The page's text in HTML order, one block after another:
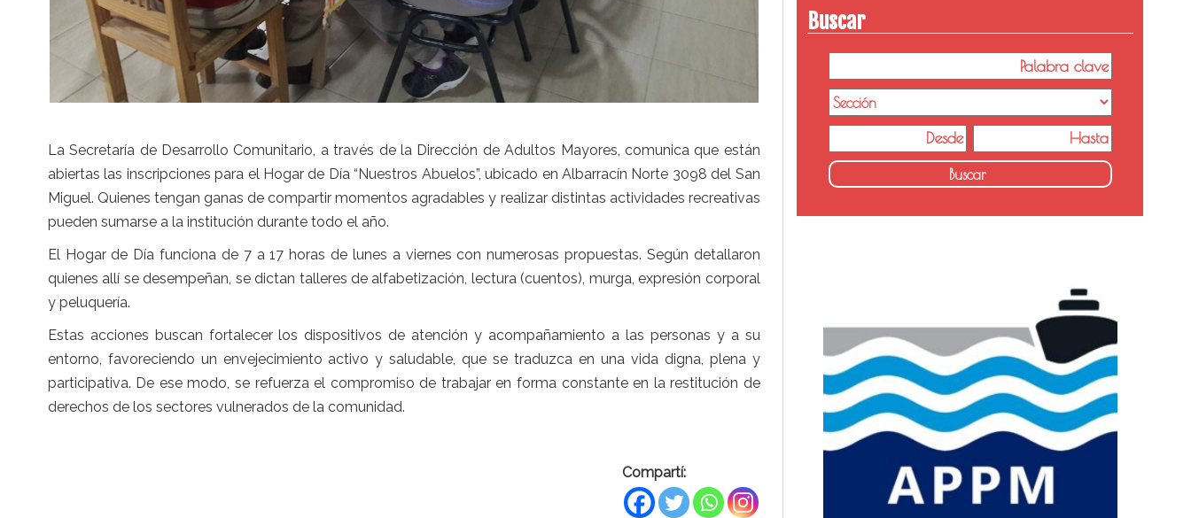
La Secretaría de Desarrollo Comunitario, a través de la Dirección de Adultos Mayores, comunica que están
abiertas las inscripciones para el Hogar de Día “Nuestros Abuelos”, ubicado en Albarracín Norte 3098 del San
Miguel. Quienes tengan ganas de compartir momentos agradables y realizar distintas actividades recreativas
pueden sumarse a la institución durante todo el año.
El Hogar de Día funciona de 7 a 17 horas de lunes a viernes con numerosas propuestas. Según detallaron
quienes allí se desempeñan, se dictan talleres de alfabetización, lectura (cuentos), murga, expresión corporal
y peluquería.
Estas acciones buscan fortalecer los dispositivos de atención y acompañamiento a las personas y a su
entorno, favoreciendo un envejecimiento activo y saludable, que se traduzca en una vida digna, plena y
participativa. De ese modo, se refuerza el compromiso de trabajar en forma constante en la restitución de
derechos de los sectores vulnerados de la comunidad.
Compartí:
Buscar